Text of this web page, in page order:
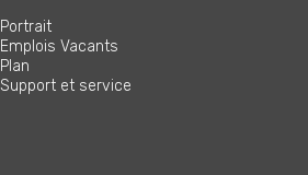
Portrait
Emplois Vacants
Plan
Support et service